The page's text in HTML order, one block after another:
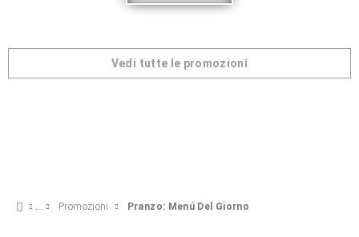
Vedi tutte le promozioni
Promozioni Pranzo: Menú Del Giorno